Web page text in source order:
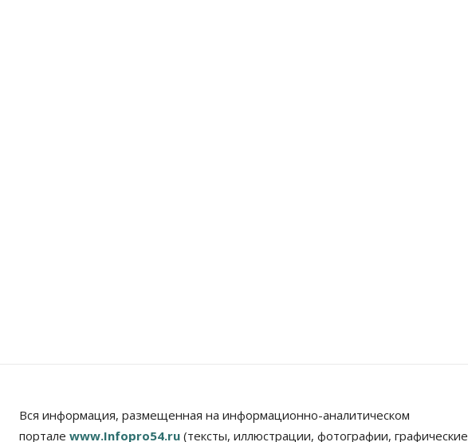
Вся информация, размещенная на информационно-аналитическом
портале www.Infopro54.ru (тексты, иллюстрации, фотографии, графические